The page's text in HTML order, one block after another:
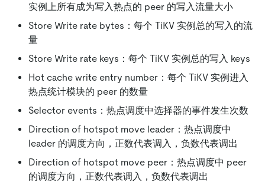
实例上所有成为写入热点的 peer 的写入流量大小
Store Write rate bytes：每个 TiKV 实例总的写入的流
量
Store Write rate keys：每个 TiKV 实例总的写入 keys
Hot cache write entry number：每个 TiKV 实例进入
热点统计模块的 peer 的数量
Selector events：热点调度中选择器的事件发生次数
Direction of hotspot move leader：热点调度中
leader 的调度方向，正数代表调入，负数代表调出
Direction of hotspot move peer：热点调度中 peer
的调度方向，正数代表调入，负数代表调出